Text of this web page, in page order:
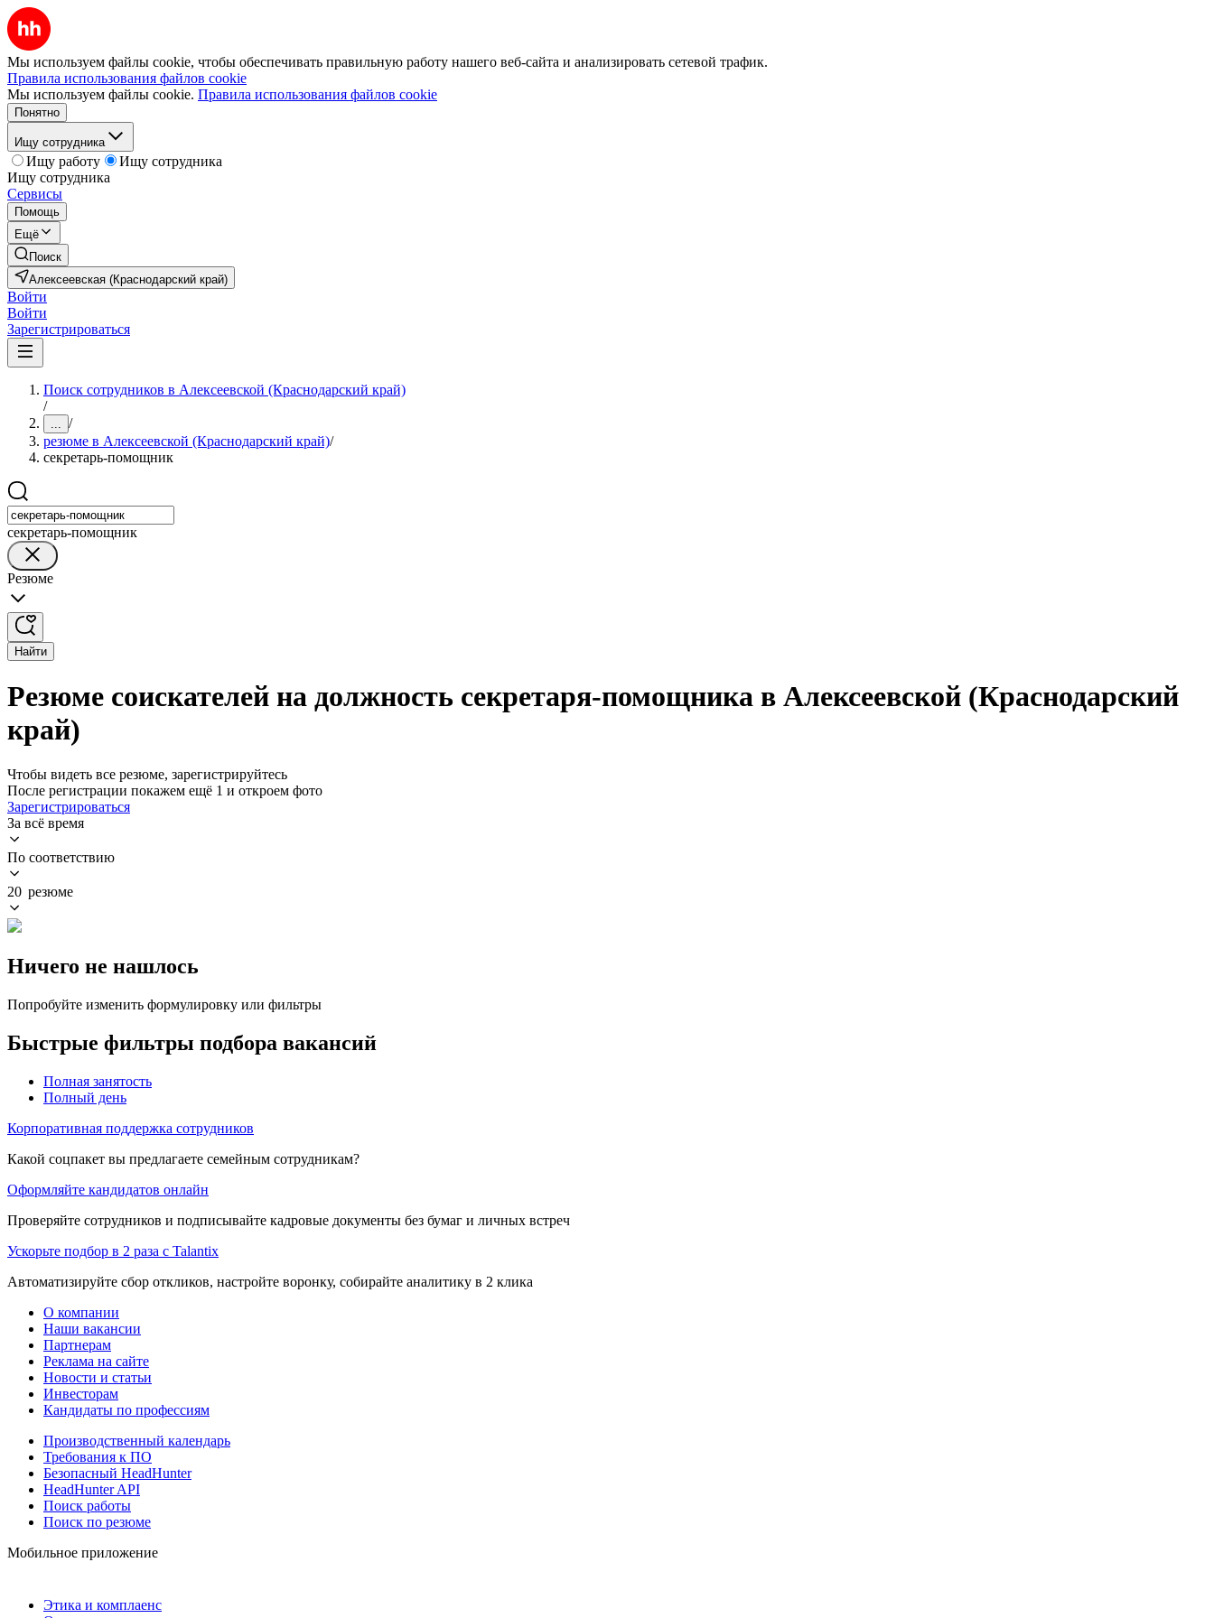
Мы используем файлы cookie, чтобы обеспечивать правильную работу нашего веб-сайта и анализировать сетевой трафик.
Правила использования файлов cookie
Мы используем файлы cookie. Правила использования файлов cookie
Понятно
Ищу сотрудника
Ищу работу
Ищу сотрудника
Ищу сотрудника
Сервисы
Помощь
Ещё
Поиск
Алексеевская (Краснодарский край)
Войти
Войти
Зарегистрироваться
Поиск сотрудников в Алексеевской (Краснодарский край)
/
... /
резюме в Алексеевской (Краснодарский край)/
секретарь-помощник
секретарь-помощник
Резюме
Найти
Резюме соискателей на должность секретаря-помощника в Алексеевской (Краснодарский
край)
Чтобы видеть все резюме, зарегистрируйтесь
После регистрации покажем ещё 1 и откроем фото
Зарегистрироваться
За всё время
По соответствию
20 резюме
Ничего не нашлось
Попробуйте изменить формулировку или фильтры
Быстрые фильтры подбора вакансий
Полная занятость
Полный день
Корпоративная поддержка сотрудников
Какой соцпакет вы предлагаете семейным сотрудникам?
Оформляйте кандидатов онлайн
Проверяйте сотрудников и подписывайте кадровые документы без бумаг и личных встреч
Ускорьте подбор в 2 раза с Talantix
Автоматизируйте сбор откликов, настройте воронку, собирайте аналитику в 2 клика
О компании
Наши вакансии
Партнерам
Реклама на сайте
Новости и статьи
Инвесторам
Кандидаты по профессиям
Производственный календарь
Требования к ПО
Безопасный HeadHunter
HeadHunter API
Поиск работы
Поиск по резюме
Мобильное приложение
Этика и комплаенс